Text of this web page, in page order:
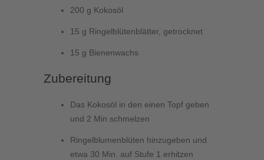
200 g Kokosöl
15 g Ringelblütenblätter, getrocknet
15 g Bienenwachs
Zubereitung
Das Kokosöl in den einen Topf geben
und 2 Min schmelzen
Ringelblumenblüten hinzugeben und
etwa 30 Min. auf Stufe 1 erhitzen